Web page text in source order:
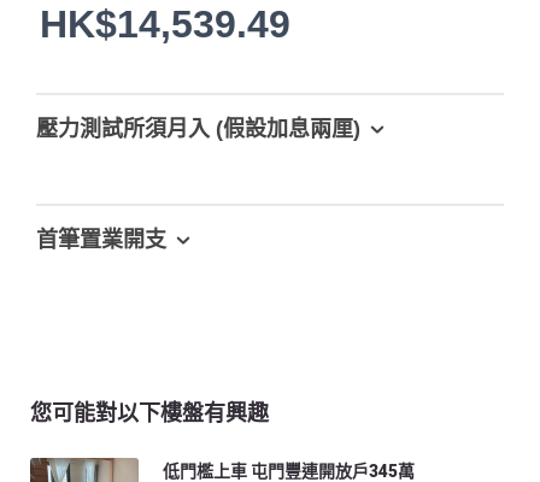
HK$14,539.49
壓力測試所須月入 (假設加息兩厘)
首筆置業開支
您可能對以下樓盤有興趣
低門檻上車 屯門豐連開放戶345萬